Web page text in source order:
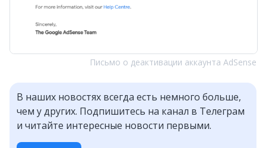
Письмо о деактивации аккаунта AdSense
В наших новостях всегда есть немного больше,
чем у других. Подпишитесь на канал в Телеграм
и читайте интересные новости первыми.